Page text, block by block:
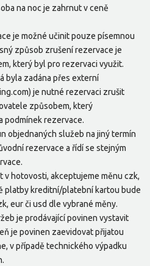
na noc je zahrnut v ceně
je možné učinit pouze písemnou
způsob zrušení rezervace je
který byl pro rezervaci využit.
byla zadána přes externí
je nutné rezervaci zrušit
způsobem, který
podmínek rezervace.
objednaných služeb na jiný termín
rezervace a řídí se stejným
v hotovosti, akceptujeme měnu czk,
platby kreditní/platební kartou bude
eur či usd dle vybrané měny.
je prodávající povinen vystavit
je povinen zaevidovat přijatou
v případě technického výpadku